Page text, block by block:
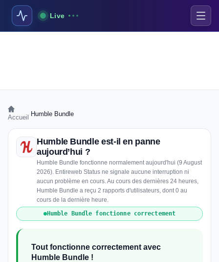
Live
Accueil Humble Bundle
Humble Bundle est-il en panne
aujourd’hui ?
Humble Bundle fonctionne normalement aujourd'hui (9 August
2026). Entireweb Status ne signale aucune interruption ni
aucun problème en cours. Au cours des dernières 24 heures,
Humble Bundle a reçu 2 rapports d'utilisateurs, dont 0 au
cours de la dernière heure.
Humble Bundle fonctionne correctement
Tout fonctionne correctement avec
Humble Bundle !